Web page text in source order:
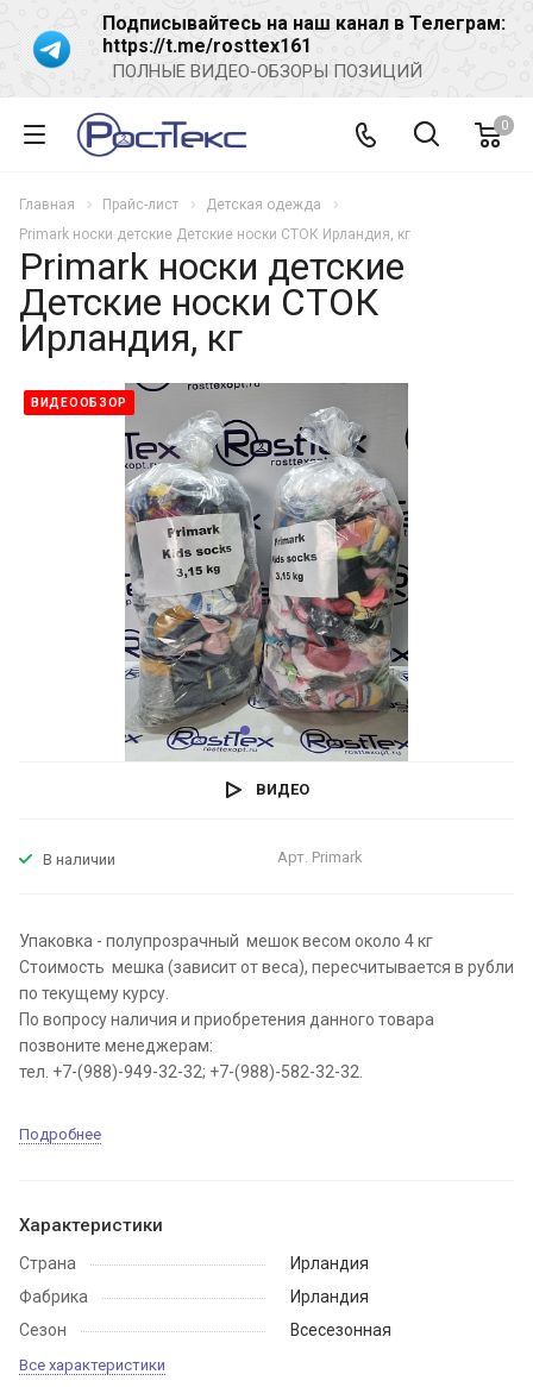
Подписывайтесь на наш канал в Телеграм:
https://t.me/rosttex161
ПОЛНЫЕ ВИДЕО-ОБЗОРЫ ПОЗИЦИЙ
0
Главная Прайс-лист
Детская одежда
Primark носки детские Детские носки СТОК Ирландия, кг
Primark носки детские
Детские носки СТОК
Ирландия, кг
ВИДЕООБЗОР
ВИДЕО
В наличии Арт. Primark
Упаковка - полупрозрачный мешок весом около 4 кг
Стоимость мешка (зависит от веса), пересчитывается в рубли
по текущему курсу.
По вопросу наличия и приобретения данного товара
позвоните менеджерам:
тел. +7-(988)-949-32-32; +7-(988)-582-32-32.
Подробнее
Характеристики
Страна
Ирландия
Фабрика
Ирландия
Сезон
Всесезонная
Все характеристики